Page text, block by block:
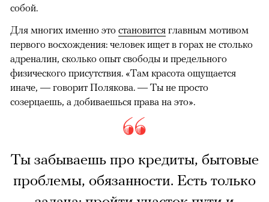
собой.
Для многих именно это становится главным мотивом
первого восхождения: человек ищет в горах не столько
адреналин, сколько опыт свободы и предельного
физического присутствия. «Там красота ощущается
иначе, — говорит Полякова. — Ты не просто
созерцаешь, а добиваешься права на это».
Ты забываешь про кредиты, бытовые
проблемы, обязанности. Есть только